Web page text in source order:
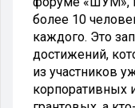
более 10
каждого. Это
достижений,
из участников
корпоративных